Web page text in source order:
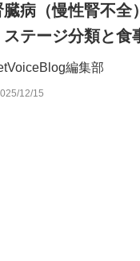
臓病（慢性腎不全
ステージ分類と食
編集部
12/15